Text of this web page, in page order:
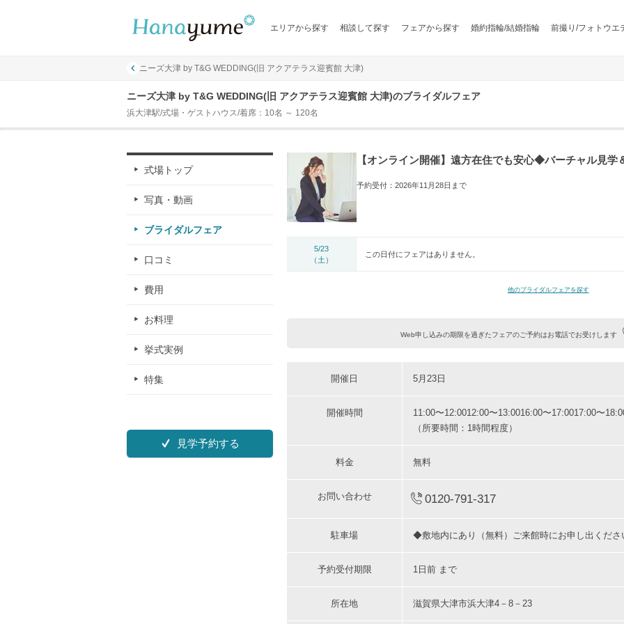
エリアから探す 相談して探す フェアから探す 婚約指輪/結婚指輪 前撮り/フォトウエ
ニーズ大津 by T&G WEDDING(旧 アクアテラス迎賓館 大津)
ニーズ大津 by T&G WEDDING(旧 アクアテラス迎賓館 大津)のブライダルフェア
浜大津駅/式場・ゲストハウス/着席：10名 ～ 120名
式場トップ
写真・動画
ブライダルフェア
口コミ
費用
お料理
挙式実例
特集
見学予約する
【オンライン開催】遠方在住でも安心◆バーチャル見学
予約受付：2026年11月28日まで
5/23
（土）
この日付にフェアはありません。
他のブライダルフェアを探す
Web申し込みの期限を過ぎたフェアのご予約はお電話でお受けします
開催日 5月23日
開催時間 11:00〜12:0012:00〜13:0016:00〜17:0017:00〜
（所要時間：1時間程度）
料金 無料
お問い合わせ 0120-791-317
駐車場 ◆敷地内にあり（無料）ご来館時にお申し出くださ
予約受付期限 1日前 まで
所在地 滋賀県大津市浜大津4－8－23